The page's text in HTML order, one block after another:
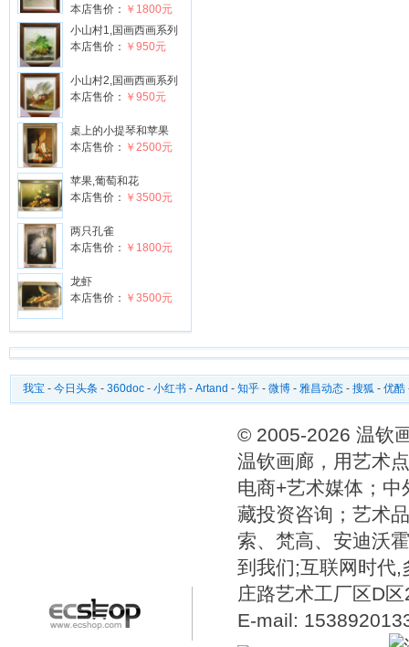
本店售价： ￥1800元
小山村1,国画西画系列
本店售价： ￥950元
小山村2,国画西画系列
本店售价： ￥950元
桌上的小提琴和苹果
本店售价： ￥2500元
苹果,葡萄和花
本店售价： ￥3500元
两只孔雀
本店售价： ￥1800元
龙虾
本店售价： ￥3500元
我宝 - 今日头条 - 360doc - 小红书 - Artand - 知乎 - 微博 - 雅昌动态 - 搜狐 - 优酷
© 2005-2026 温钦
温钦画廊，用艺术
电商+艺术媒体；
藏投资咨询；艺术
索、梵高、安迪沃
到我们;互联网时代,
庄路艺术工厂区D
E-mail: